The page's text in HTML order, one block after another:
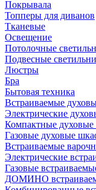
Покрывала
Топперы для диванов
Тканевые
Освещение
Потолочные
Подвесные
Люстры
Бра
Бытовая техника
Встраиваемые
Электрические
Компактные
Газовые духовые
Встраиваемые
Электрические
Газовые
ДОМИНО